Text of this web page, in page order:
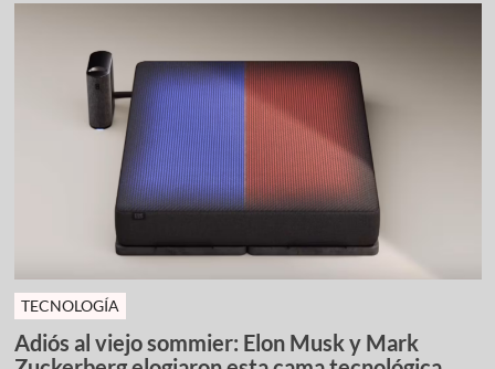
TECNOLOGÍA
Adiós al viejo sommier: Elon Musk y Mark